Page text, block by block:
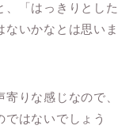
、「はっきりとした
いかなとは思いま
りな感じなので、
はないでしょう